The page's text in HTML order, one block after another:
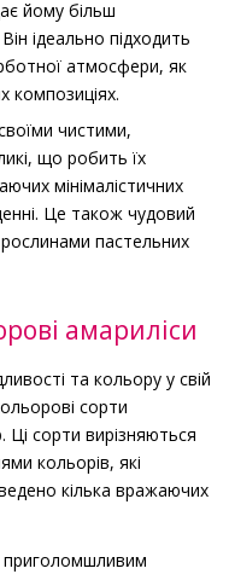
йому більш
ідеально підходить
атмосфери, як
композиціях.
чистими,
що робить їх
мінімалістичних
Це також чудовий
пастельних
амариліси
та кольору у свій
сорти
Ці сорти вирізняються
кольорів, які
кілька вражаючих
приголомшливим